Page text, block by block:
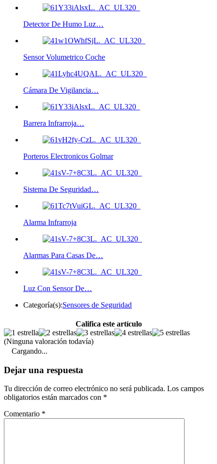
Detector De Humo Luz…
Sensor Volumetrico Coche
Cámara De Vigilancia…
Barrera Infrarroja…
Porteros Electronicos Golmar
Sistema De Seguridad…
Alarma Infrarroja
Alarmas Para Casas De…
Luz Con Sensor De…
Categoría(s):Sensores de Seguridad
Califica este artículo
(Ninguna valoración todavía)
Cargando...
Dejar una respuesta
Tu dirección de correo electrónico no será publicada. Los campos
obligatorios están marcados con *
Comentario *